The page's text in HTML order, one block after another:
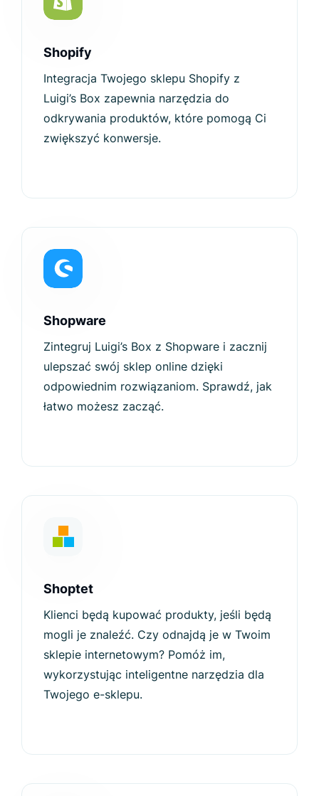
Shopify
Integracja Twojego sklepu Shopify z
Luigi’s Box zapewnia narzędzia do
odkrywania produktów, które pomogą Ci
zwiększyć konwersje.
Shopware
Zintegruj Luigi’s Box z Shopware i zacznij
ulepszać swój sklep online dzięki
odpowiednim rozwiązaniom. Sprawdź, jak
łatwo możesz zacząć.
Shoptet
Klienci będą kupować produkty, jeśli będą
mogli je znaleźć. Czy odnajdą je w Twoim
sklepie internetowym? Pomóż im,
wykorzystując inteligentne narzędzia dla
Twojego e-sklepu.